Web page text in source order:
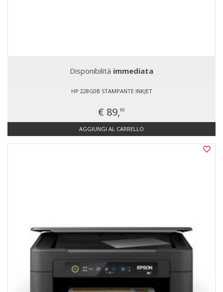
Disponibilità immediata
HP 228G0B STAMPANTE INKJET
€ 89,90
AGGIUNGI AL CARRELLO